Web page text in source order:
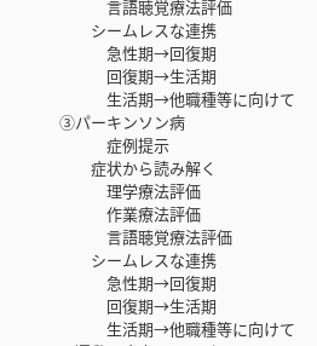
言語聴覚療法評価
シームレスな連携
急性期→回復期
回復期→生活期
生活期→他職種等に向けて
③パーキンソン病
症例提示
症状から読み解く
理学療法評価
作業療法評価
言語聴覚療法評価
シームレスな連携
急性期→回復期
回復期→生活期
生活期→他職種等に向けて